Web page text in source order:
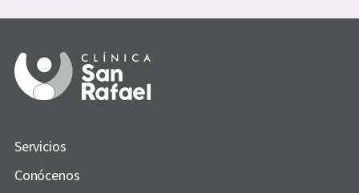
Servicios
Conócenos